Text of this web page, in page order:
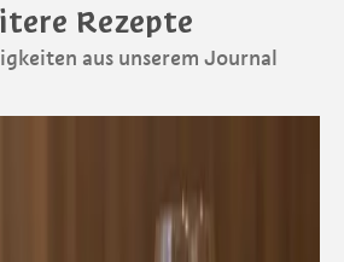
Rezepte
aus unserem Journal